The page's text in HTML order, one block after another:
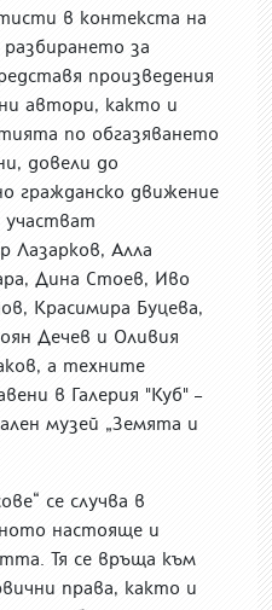
в контекста на
за
произведения
автори, както и
по обгазяването
довели до
гражданско движение
участват
Лазарков, Алла
Дина Стоев, Иво
Красимира Буцева,
Дечев и Оливия
а техните
в Галерия "Куб" –
музей „Земята и
се случва в
настояще и
Тя се връща към
права, както и